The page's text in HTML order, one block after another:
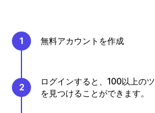
1 無料アカウントを作成
2
ログインすると、100以上の
を見つけることができます。